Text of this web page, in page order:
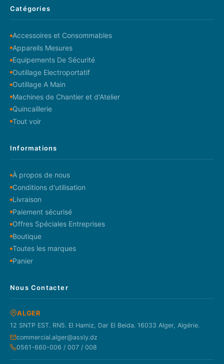
Catégories
Accessoires et Consommables
Appareils Mesures
Equipements De Sécurité
Outillage Electroportatif
Outillage A Main
Machines de Chantier et d'Atelier
Quincaillerie
Tout voir
Informations
À propos de nous
Conditions d'utilisation
Livraison
Paiement sécurisé
Offres Spéciales Entreprises
Boutique
Toutes les marques
Panier
Nous Contacter
ALGER
12 SNTP EST. RN5. El Hamiz, Dar El Beida. 16033 Alger, Algérie.
commercial.alger@assly.dz
0561-660-006 / 007 / 008